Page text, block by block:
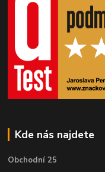
Kde nás najdete
Obchodní 25